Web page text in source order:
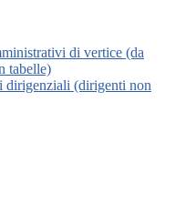
di vertice (da
tabelle)
dirigenziali (dirigenti non